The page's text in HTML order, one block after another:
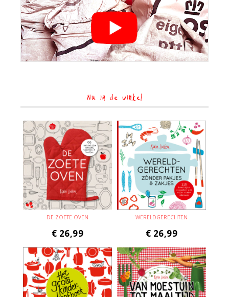
Nu in de winkel
DE ZOETE OVEN
€ 26,99
WERELDGERECHTEN
€ 26,99